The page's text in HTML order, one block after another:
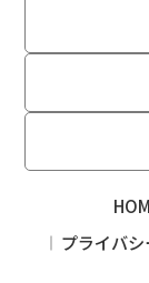
プライバ